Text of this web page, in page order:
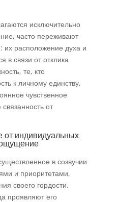
исключительно
часто переживают
их расположение духа и
в связи от отклика
те, кто
к личному единству,
чувственное
от
индивидуальных
в созвучии
и приоритетами,
своего гордости.
проявляют его